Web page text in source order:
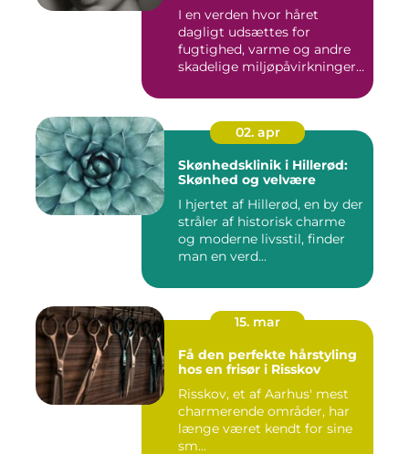
I en verden hvor håret
dagligt udsættes for
fugtighed, varme og andre
skadelige miljøpåvirkninger,
02. apr
Skønhedsklinik i Hillerød:
Skønhed og velvære
I hjertet af Hillerød, en by der
stråler af historisk charme
og moderne livsstil, finder
man en verd...
15. mar
Få den perfekte hårstyling
hos en frisør i Risskov
Risskov, et af Aarhus' mest
charmerende områder, har
længe været kendt for sine
sm...